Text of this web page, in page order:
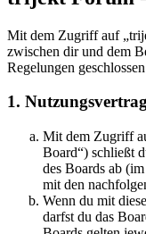
Mit dem Zugriff auf
zwischen dir und dem
Regelungen
1.
Mit dem Zugriff
Board“) schließt
des Boards ab
mit den
Wenn du mit
darfst du das